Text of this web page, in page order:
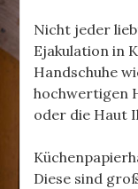
Nicht jeder
Ejakulation in
Handschuhe
hochwertigen
oder die Haut
Diese sind